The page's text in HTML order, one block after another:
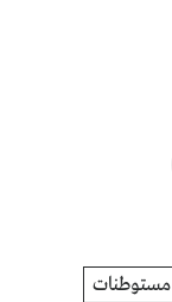
مستوطنات